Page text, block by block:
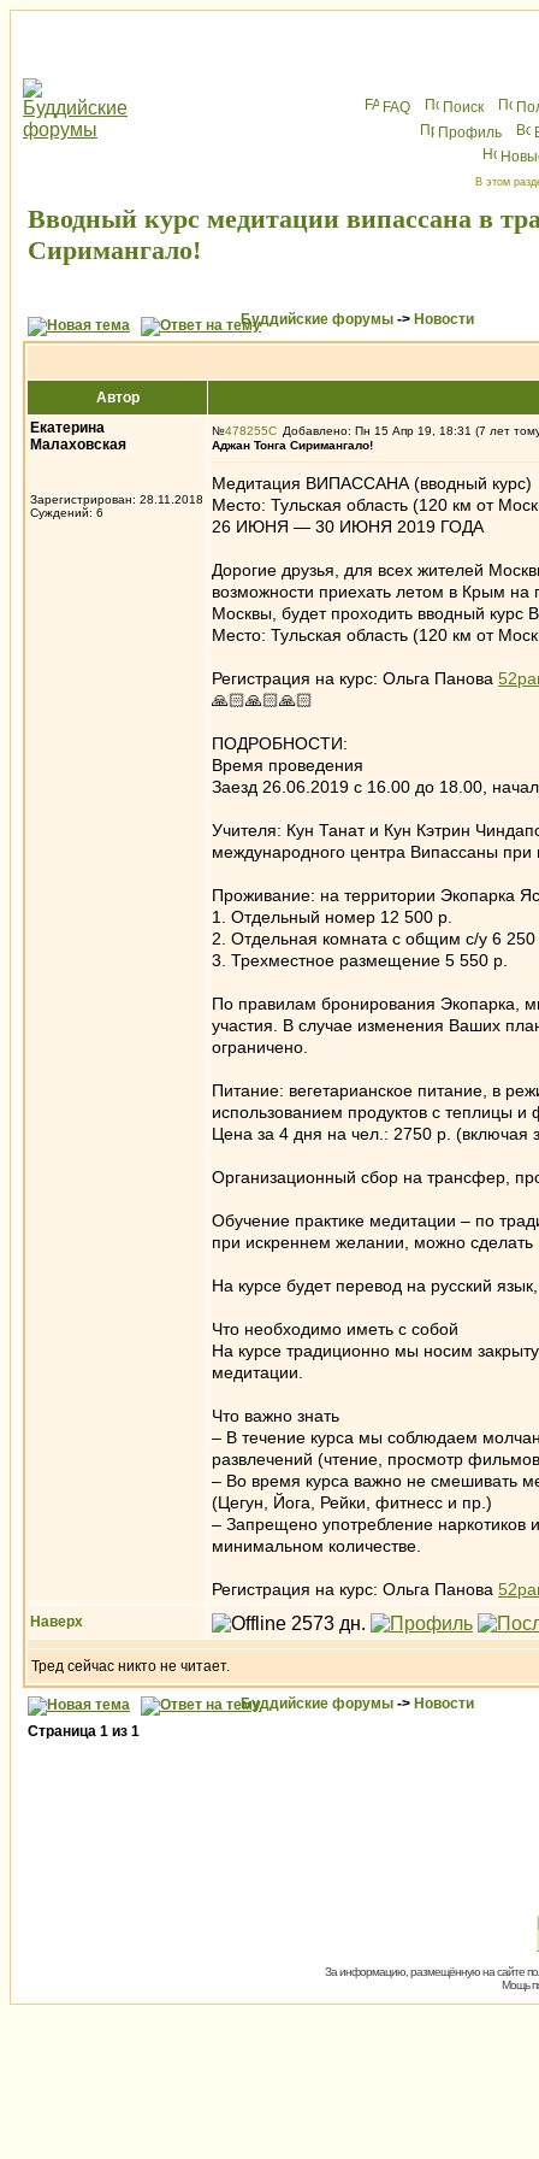
FAQ Поиск
Профиль
В этом
Вводный курс медитации випассана в
Сиримангало!
Буддийские форумы -> Новости
Автор
Екатерина
Малаховская
Зарегистрирован: 28.11.2018
Суждений: 6
№478255
Добавлено: Пн 15 Апр 19, 18:31 (7 лет
Аджан Тонга Сиримангало!
Медитация ВИПАССАНА (вводный курс)
Место: Тульская область (120 км от
26 ИЮНЯ — 30 ИЮНЯ 2019 ГОДА
Дорогие друзья, для всех жителей
возможности приехать летом в Крым
Москвы, будет проходить вводный курс
Место: Тульская область (120 км от
Регистрация на курс: Ольга Панова
🙏🏻🙏🏻🙏🏻
ПОДРОБНОСТИ:
Время проведения
Заезд 26.06.2019 с 16.00 до 18.00,
Учителя: Кун Танат и Кун Кэтрин
международного центра Випассаны
Проживание: на территории Экопарка
1. Отдельный номер 12 500 р.
2. Отдельная комната с общим с/у 6 250
3. Трехместное размещение 5 550 р.
По правилам бронирования Экопарка,
участия. В случае изменения Ваших
ограничено.
Питание: вегетарианское питание, в
использованием продуктов с теплицы
Цена за 4 дня на чел.: 2750 р. (включая
Организационный сбор на трансфер,
Обучение практике медитации – по
при искреннем желании, можно
На курсе будет перевод на русский
Что необходимо иметь с собой
На курсе традиционно мы носим
медитации.
Что важно знать
– В течение курса мы соблюдаем
развлечений (чтение, просмотр
– Во время курса важно не смешивать
(Цегун, Йога, Рейки, фитнесс и пр.)
– Запрещено употребление наркотиков
минимальном количестве.
Регистрация на курс: Ольга Панова
Наверх
Тред сейчас никто не читает.
Буддийские форумы -> Новости
Страница 1 из 1
За информацию, размещённую на сайте
Мощь